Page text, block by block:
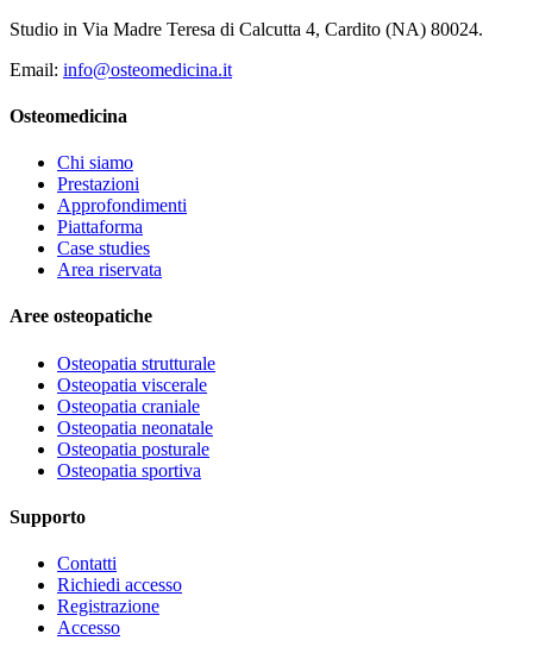
Studio in Via Madre Teresa di Calcutta 4, Cardito (NA) 80024.
Email: info@osteomedicina.it
Osteomedicina
Chi siamo
Prestazioni
Approfondimenti
Piattaforma
Case studies
Area riservata
Aree osteopatiche
Osteopatia strutturale
Osteopatia viscerale
Osteopatia craniale
Osteopatia neonatale
Osteopatia posturale
Osteopatia sportiva
Supporto
Contatti
Richiedi accesso
Registrazione
Accesso